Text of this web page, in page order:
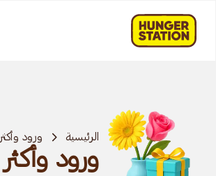
الرئيسية ورود وأكثر
ورود وأكثر